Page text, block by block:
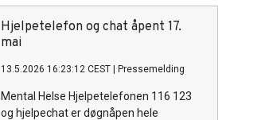
inn penger til Mental Helse, med spesielt
fokus på barn og unge. Kommende
søndag er de i mål.
Hjelpetelefon og chat åpent 17.
mai
13.5.2026 16:23:12 CEST Pressemelding
Mental Helse Hjelpetelefonen 116 123
og hjelpechat er døgnåpen hele